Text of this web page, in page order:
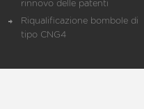
rinnovo delle patenti
Riqualificazione bombole di
tipo CNG4